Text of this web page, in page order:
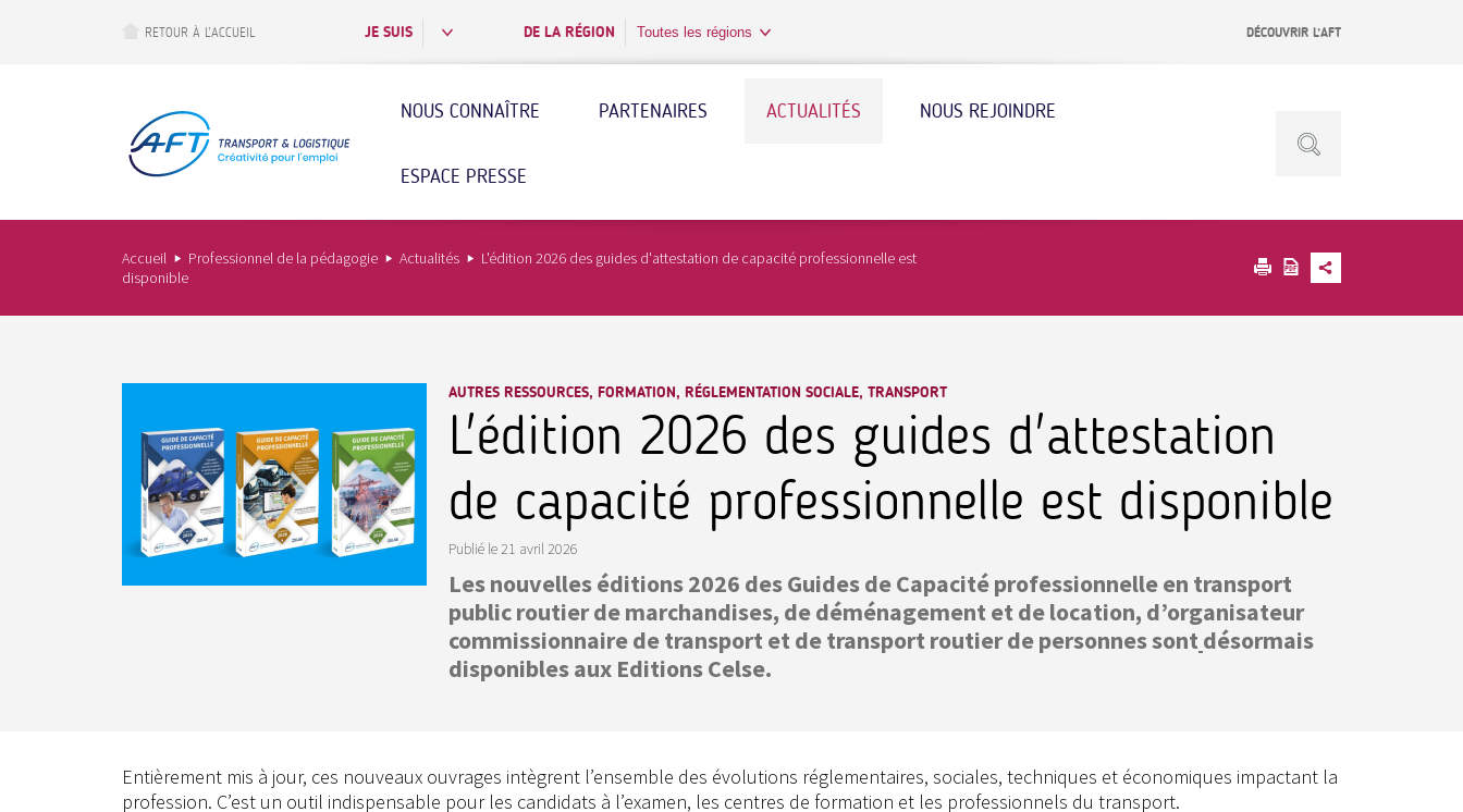
RETOUR À L’ACCUEIL JE SUIS DE LA RÉGION Toutes les régions DÉCOUVRIR L’AFT
NOUS CONNAÎTRE PARTENAIRES ACTUALITÉS NOUS REJOINDRE
ESPACE PRESSE
Accueil Professionnel de la pédagogie Actualités
L'édition 2026 des guides d'attestation de capacité professionnelle est
disponible
AUTRES RESSOURCES, FORMATION, RÉGLEMENTATION SOCIALE, TRANSPORT
L'édition 2026 des guides d'attestation
de capacité professionnelle est disponible
Publié le 21 avril 2026
Les nouvelles éditions 2026 des Guides de Capacité professionnelle en transport
public routier de marchandises, de déménagement et de location, d’organisateur
commissionnaire de transport et de transport routier de personnes sont désormais
disponibles aux Editions Celse.
Entièrement mis à jour, ces nouveaux ouvrages intègrent l’ensemble des évolutions réglementaires, sociales, techniques et économiques impactant la
profession. C’est un outil indispensable pour les candidats à l’examen, les centres de formation et les professionnels du transport.